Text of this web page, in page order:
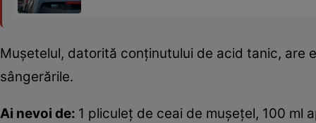
Muşetelul, datorită conţinutului de acid tanic, are
sângerările.
Ai nevoi de: 1 pliculeţ de ceai de muşeţel, 100 ml